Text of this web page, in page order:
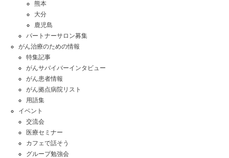
熊本
大分
鹿児島
パートナーサロン募集
がん治療のための情報
特集記事
がんサバイバーインタビュー
がん患者情報
がん拠点病院リスト
用語集
イベント
交流会
医療セミナー
カフェで話そう
グループ勉強会